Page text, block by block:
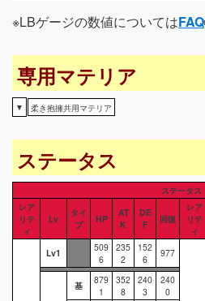
※LBゲージの数値についてはFAQ
専用マテリア
▼ 柔き抱擁共用マテリア
ステータス
ステータス
レア
リテ
ィ
Lv
タイ
プ
HP
AT
K
DE
F
回復
レア
リテ
ィ
Lv1
509
6
235
2
152
6
977
基
879
1
352
8
240
3
240
0